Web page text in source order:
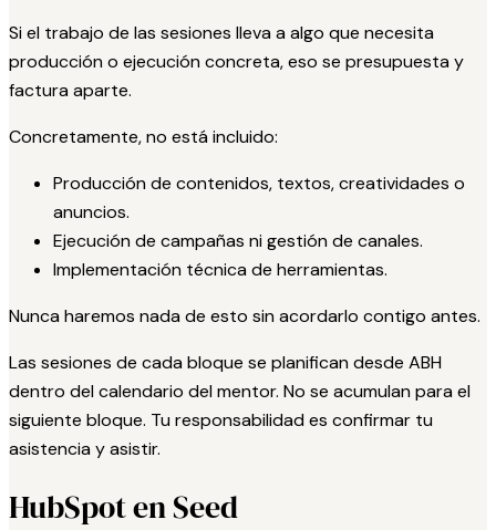
Si el trabajo de las sesiones lleva a algo que necesita
producción o ejecución concreta, eso se presupuesta y
factura aparte.
Concretamente, no está incluido:
Producción de contenidos, textos, creatividades o
anuncios.
Ejecución de campañas ni gestión de canales.
Implementación técnica de herramientas.
Nunca haremos nada de esto sin acordarlo contigo antes.
Las sesiones de cada bloque se planifican desde ABH
dentro del calendario del mentor. No se acumulan para el
siguiente bloque. Tu responsabilidad es confirmar tu
asistencia y asistir.
HubSpot en Seed